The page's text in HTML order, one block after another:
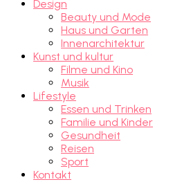
Design
Beauty und Mode
Haus und Garten
Innenarchitektur
Kunst und kultur
Filme und Kino
Musik
Lifestyle
Essen und Trinken
Familie und Kinder
Gesundheit
Reisen
Sport
Kontakt